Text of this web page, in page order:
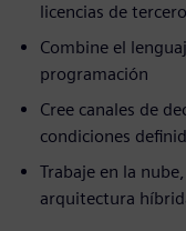
licencias de
Combine el
programación
Cree canales de
condiciones
Trabaje en la
arquitectura